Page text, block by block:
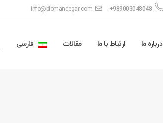
+989003048048
info@biomandegar.com
درباره ما ارتباط با ما مقالات فارسی